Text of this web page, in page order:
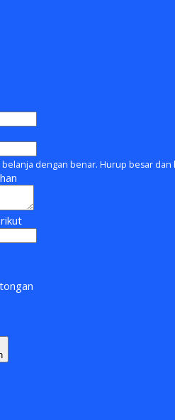
dengan benar. Hurup besar dan